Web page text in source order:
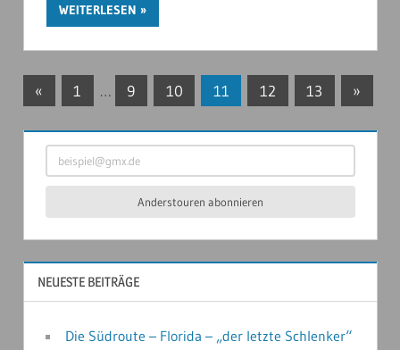
WEITERLESEN
Seitennummerierung
der
Beiträge
« Vorherige
1 … 9 10 11 12 13 »
beispiel@gmx.de
Anderstouren abonnieren
NEUESTE BEITRÄGE
Die Südroute – Florida – „der letzte Schlenker“